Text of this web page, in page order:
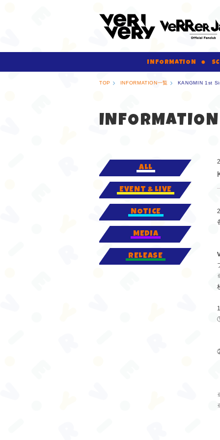
INFORMATION
TOP INFORMATION一覧 KANGMIN 1st
INFORMATION
ALL
EVENT & LIVE
NOTICE
MEDIA
RELEASE